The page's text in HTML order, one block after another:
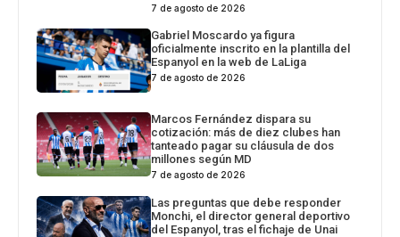
7 de agosto de 2026
Gabriel Moscardo ya figura
oficialmente inscrito en la plantilla del
Espanyol en la web de LaLiga
7 de agosto de 2026
Marcos Fernández dispara su
cotización: más de diez clubes han
tanteado pagar su cláusula de dos
millones según MD
7 de agosto de 2026
Las preguntas que debe responder
Monchi, el director general deportivo
del Espanyol, tras el fichaje de Unai